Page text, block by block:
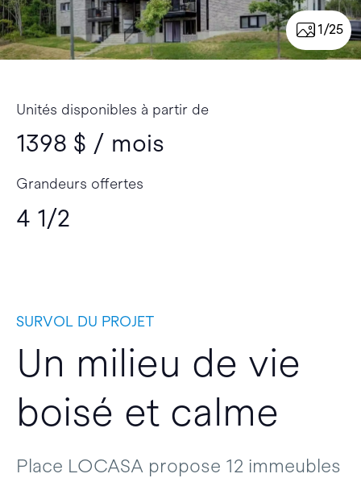
1/25
Unités disponibles à partir de
1398 $ / mois
Grandeurs offertes
4 1/2
SURVOL DU PROJET
Un milieu de vie
boisé et calme
Place LOCASA propose 12 immeubles